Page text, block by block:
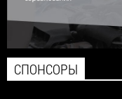
СПОНСОРЫ